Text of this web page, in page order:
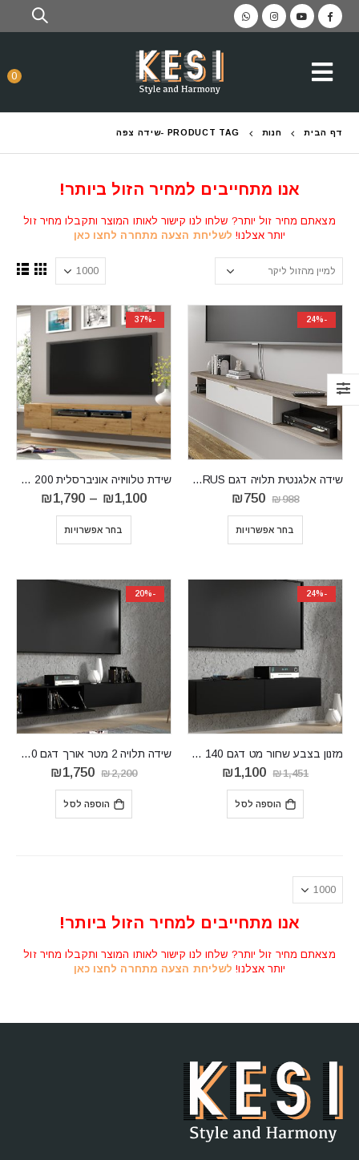
0
דף הבית חנות PRODUCT TAG - שידה צפה
אנו מתחייבים למחיר הזול ביותר!
מצאתם מחיר זול יותר? שלחו לנו קישור לאותו המוצר ותקבלו מחיר זול
יותר אצלנו! לשליחת הצעה מתחרה לחצו כאן
-24%
שידה אלגנטית תלויה דגם ICARUS
₪988
המחיר
₪988.
₪750
המחיר
בחר אפשרויות
-37%
שידת טלוויזיה אוניברסלית RTV AURA 200
₪1,100
–
₪1,790
בחר אפשרויות
-24%
מזנון בצבע שחור מט דגם RTV BINGO 140
₪1,451
המחיר
המקורי
היה:
₪1,451.
₪1,100
הוספה לסל
-20%
שידה תלויה 2 מטר אורך דגם RTV BINGO 100+100
₪2,200
המחיר
המקורי
היה:
₪2,200.
₪1,750
הוספה לסל
אנו מתחייבים למחיר הזול ביותר!
מצאתם מחיר זול יותר? שלחו לנו קישור לאותו המוצר ותקבלו מחיר זול
יותר אצלנו! לשליחת הצעה מתחרה לחצו כאן